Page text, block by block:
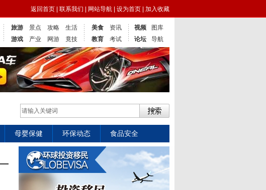
返回首页 联系我们 网站导航 设为首页 加入收藏
旅游 景点 攻略
生活
游戏
产业 网游 竟技
美食
资讯
教育
考试
视频
图库
论坛
导航
母婴保健 环保动态 食品安全